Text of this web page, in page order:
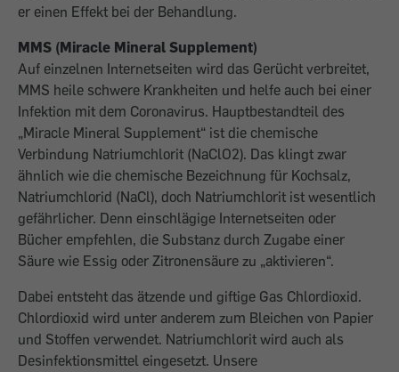
er einen Effekt bei der Behandlung.
MMS (Miracle Mineral Supplement)
Auf einzelnen Internetseiten wird das Gerücht verbreitet,
MMS heile schwere Krankheiten und helfe auch bei einer
Infektion mit dem Coronavirus. Hauptbestandteil des
„Miracle Mineral Supplement“ ist die chemische
Verbindung Natriumchlorit (NaClO2). Das klingt zwar
ähnlich wie die chemische Bezeichnung für Kochsalz,
Natriumchlorid (NaCl), doch Natriumchlorit ist wesentlich
gefährlicher. Denn einschlägige Internetseiten oder
Bücher empfehlen, die Substanz durch Zugabe einer
Säure wie Essig oder Zitronensäure zu „aktivieren“.
Dabei entsteht das ätzende und giftige Gas Chlordioxid.
Chlordioxid wird unter anderem zum Bleichen von Papier
und Stoffen verwendet. Natriumchlorit wird auch als
Desinfektionsmittel eingesetzt. Unsere